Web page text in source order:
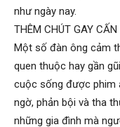
phong,
như ngày nay.
THÊM CHÚT GAY CẤN
Một số đàn ông cảm
quen thuộc hay gần
cuộc sống được phim
ngờ, phản bội và tha
những gia đình mà